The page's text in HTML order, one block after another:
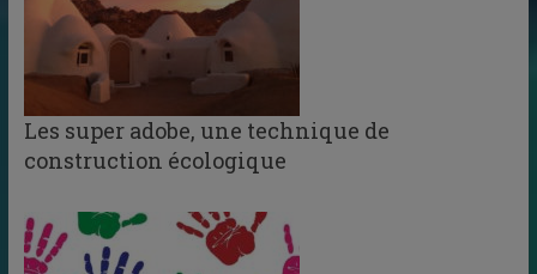
Les super adobe, une technique de
construction écologique